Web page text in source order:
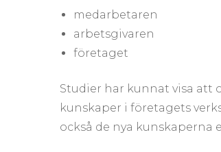
medarbetaren
arbetsgivaren
företaget
Studier har kunnat visa att
kunskaper i företagets
också de nya